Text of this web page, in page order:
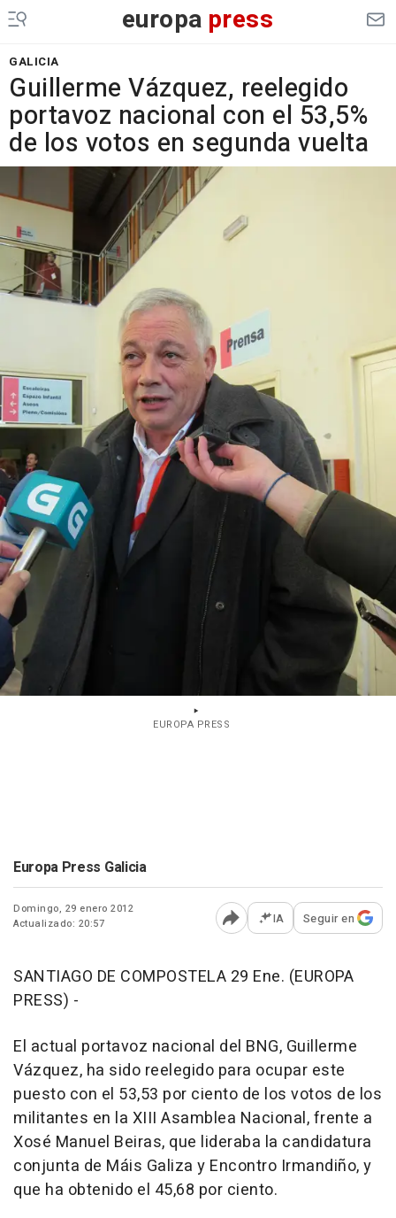
europa press
GALICIA
Guillerme Vázquez, reelegido
portavoz nacional con el 53,5%
de los votos en segunda vuelta
EUROPA PRESS
Europa Press Galicia
Domingo, 29 enero 2012
Actualizado: 20:57
Abrir opciones para
IA Seguir en
SANTIAGO DE COMPOSTELA 29 Ene. (EUROPA
PRESS) -
El actual portavoz nacional del BNG, Guillerme
Vázquez, ha sido reelegido para ocupar este
puesto con el 53,53 por ciento de los votos de los
militantes en la XIII Asamblea Nacional, frente a
Xosé Manuel Beiras, que lideraba la candidatura
conjunta de Máis Galiza y Encontro Irmandiño, y
que ha obtenido el 45,68 por ciento.